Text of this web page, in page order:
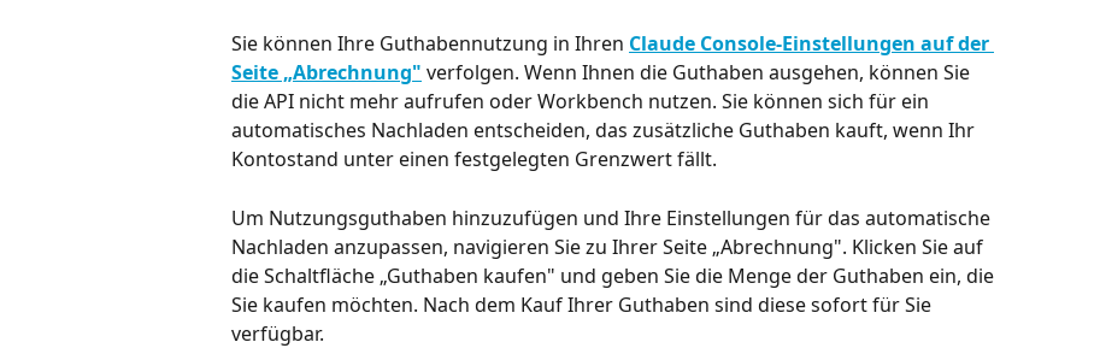
Sie können Ihre Guthabennutzung in Ihren Claude Console-Einstellungen auf der
Seite „Abrechnung" verfolgen. Wenn Ihnen die Guthaben ausgehen, können Sie
die API nicht mehr aufrufen oder Workbench nutzen. Sie können sich für ein
automatisches Nachladen entscheiden, das zusätzliche Guthaben kauft, wenn Ihr
Kontostand unter einen festgelegten Grenzwert fällt.
Um Nutzungsguthaben hinzuzufügen und Ihre Einstellungen für das automatische
Nachladen anzupassen, navigieren Sie zu Ihrer Seite „Abrechnung". Klicken Sie auf
die Schaltfläche „Guthaben kaufen" und geben Sie die Menge der Guthaben ein, die
Sie kaufen möchten. Nach dem Kauf Ihrer Guthaben sind diese sofort für Sie
verfügbar.